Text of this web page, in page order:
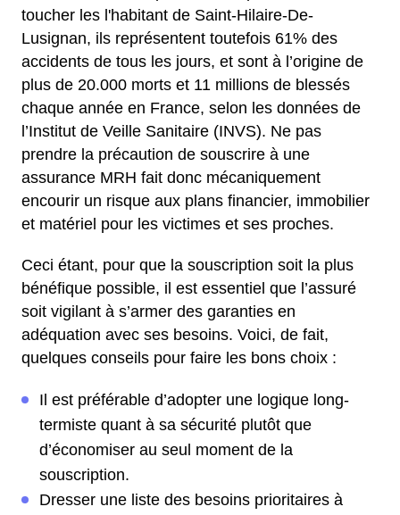
toucher les l'habitant de Saint-Hilaire-De-
Lusignan, ils représentent toutefois 61% des
accidents de tous les jours, et sont à l’origine de
plus de 20.000 morts et 11 millions de blessés
chaque année en France, selon les données de
l’Institut de Veille Sanitaire (INVS). Ne pas
prendre la précaution de souscrire à une
assurance MRH fait donc mécaniquement
encourir un risque aux plans financier, immobilier
et matériel pour les victimes et ses proches.
Ceci étant, pour que la souscription soit la plus
bénéfique possible, il est essentiel que l’assuré
soit vigilant à s’armer des garanties en
adéquation avec ses besoins. Voici, de fait,
quelques conseils pour faire les bons choix :
Il est préférable d’adopter une logique long-
termiste quant à sa sécurité plutôt que
d’économiser au seul moment de la
souscription.
Dresser une liste des besoins prioritaires à